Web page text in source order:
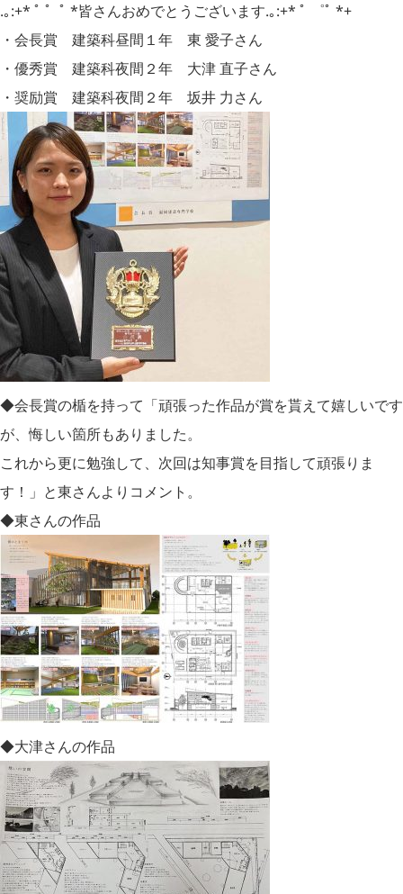
.｡:+* ﾟ ゜ﾟ *皆さんおめでとうございます.｡:+* ﾟ ゜ﾟ *+
・会長賞 建築科昼間１年 東 愛子さん
・優秀賞 建築科夜間２年 大津 直子さん
・奨励賞 建築科夜間２年 坂井 力さん
◆会長賞の楯を持って「頑張った作品が賞を貰えて嬉しいです
が、悔しい箇所もありました。
これから更に勉強して、次回は知事賞を目指して頑張りま
す！」と東さんよりコメント。
◆東さんの作品
◆大津さんの作品